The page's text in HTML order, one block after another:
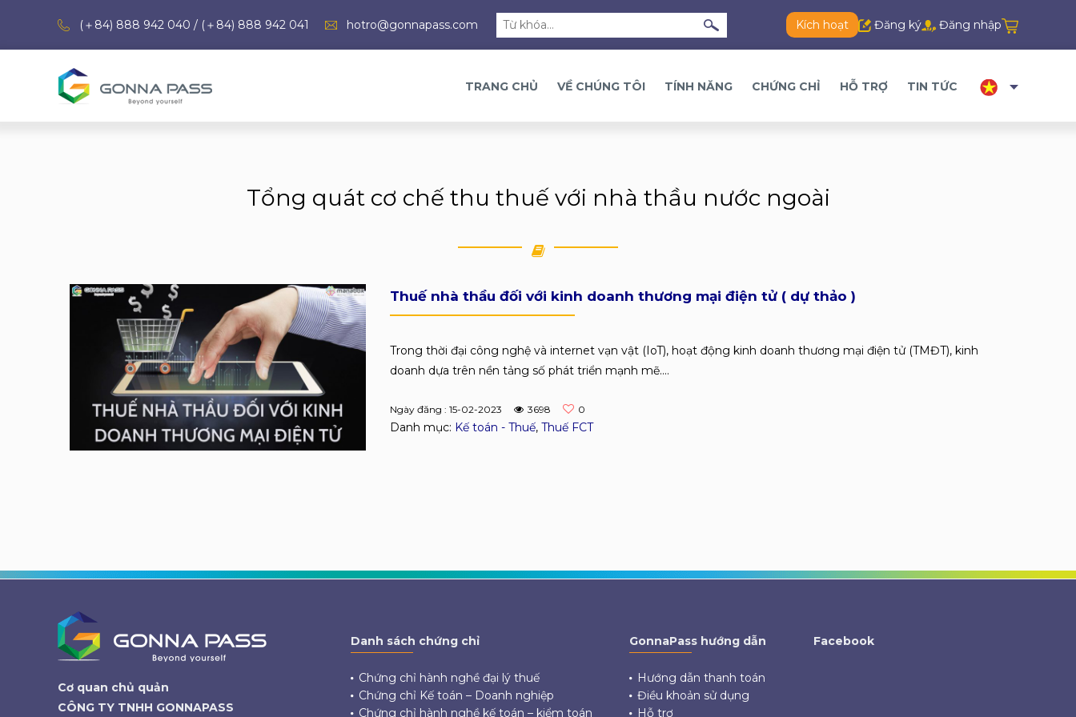
(＋84) 888 942 040 / (＋84) 888 942 041 hotro@gonnapass.com Kích hoạt Đăng ký Đăng nhập
TRANG CHỦ VỀ CHÚNG TÔI TÍNH NĂNG CHỨNG CHỈ HỖ TRỢ TIN TỨC
Tổng quát cơ chế thu thuế với nhà thầu nước ngoài
Thuế nhà thầu đối với kinh doanh thương mại điện tử ( dự thảo )
Trong thời đại công nghệ và internet vạn vật (IoT), hoạt động kinh doanh thương mại điện tử (TMĐT), kinh
doanh dựa trên nền tảng số phát triển mạnh mẽ....
Ngày đăng : 15-02-2023 3698 0
Danh mục: Kế toán - Thuế, Thuế FCT
Cơ quan chủ quản
CÔNG TY TNHH GONNAPASS
Danh sách chứng chỉ
Chứng chỉ hành nghề đại lý thuế
Chứng chỉ Kế toán – Doanh nghiệp
Chứng chỉ hành nghề kế toán – kiểm toán
GonnaPass hướng dẫn
Hướng dẫn thanh toán
Điều khoản sử dụng
Hỗ trợ
Facebook